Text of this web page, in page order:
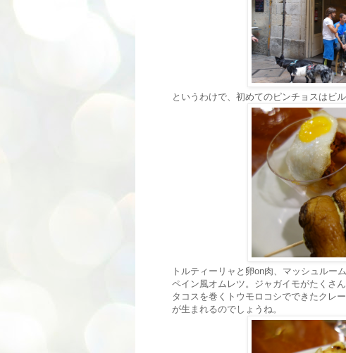
というわけで、初めてのピンチョスはビ
トルティーリャと卵on肉、マッシュルー
ペイン風オムレツ。ジャガイモがたくさ
タコスを巻くトウモロコシでできたクレ
が生まれるのでしょうね。